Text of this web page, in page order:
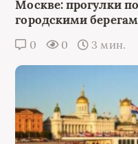
Москве: прогулки
городскими
0 0 3 мин.